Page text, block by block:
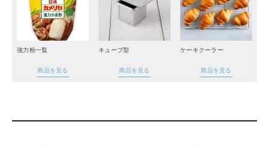
強力粉一覧
商品を見る
キューブ型
商品を見る
ケーキクーラー
商品を見る